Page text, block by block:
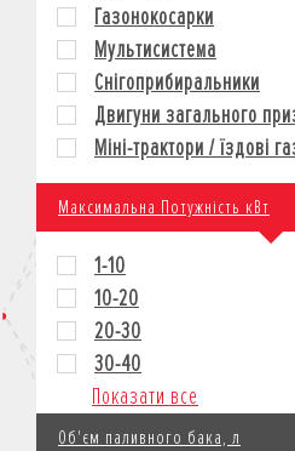
Газонокосарки
Мультисистема
Снігоприбиральники
Двигуни загального
Міні-трактори / їздові
Максимальна Потужність кВт
1-10
10-20
20-30
30-40
Показати все
Об'єм паливного бака, л